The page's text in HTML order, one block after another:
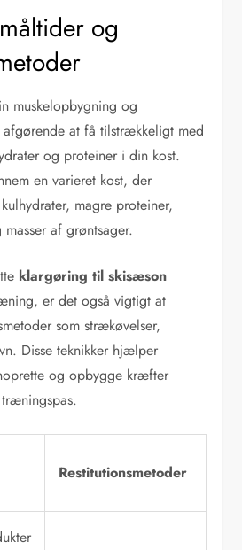
og
muskelopbygning og
at få tilstrækkeligt med
og proteiner i din kost.
en varieret kost, der
magre proteiner,
af grøntsager.
klargøring til skisæson
er det også vigtigt at
som strækøvelser,
Disse teknikker hjælper
og opbygge kræfter
Restitutionsmetoder